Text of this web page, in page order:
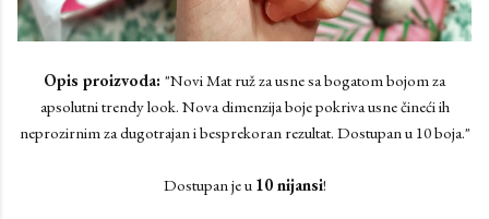
Opis proizvoda: "Novi Mat ruž za usne sa bogatom bojom za
apsolutni trendy look. Nova dimenzija boje pokriva usne čineći ih
neprozirnim za dugotrajan i besprekoran rezultat. Dostupan u 10 boja."
Dostupan je u 10 nijansi!